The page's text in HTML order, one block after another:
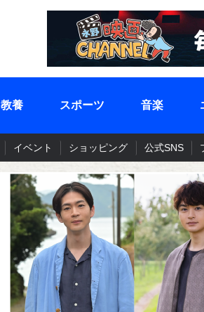
教養 スポーツ 音楽
イベント ショッピング 公式SNS